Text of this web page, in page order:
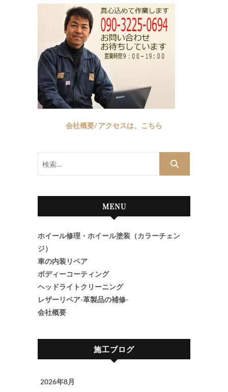
会社概要/ アクセスは、こちら
MENU
ホイール修理・ホイール塗装（カラーチェン
ジ）
車の内装リペア
ボディーコーティング
ヘッドライトクリーニング
レザーリペア-革製品の補修-
会社概要
施工ブログ
2026年8月